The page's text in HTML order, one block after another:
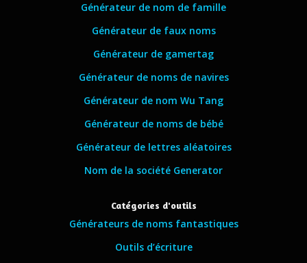
Générateur de nom de famille
Générateur de faux noms
Générateur de gamertag
Générateur de noms de navires
Générateur de nom Wu Tang
Générateur de noms de bébé
Générateur de lettres aléatoires
Nom de la société Generator
Catégories d'outils
Générateurs de noms fantastiques
Outils d’écriture